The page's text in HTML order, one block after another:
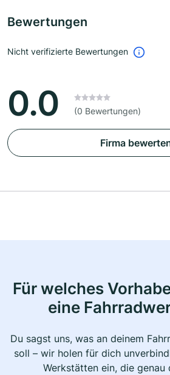
Bewertungen
Nicht verifizierte Bewertungen
0.0 (0 Bewertungen)
Firma
Für welches
eine
Du sagst uns, was an deinem
soll – wir holen für dich
Werkstätten ein, die genau